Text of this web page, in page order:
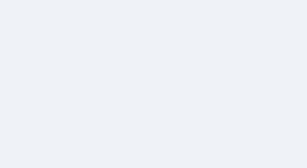
【最新】手袋の選び方 完全ガ